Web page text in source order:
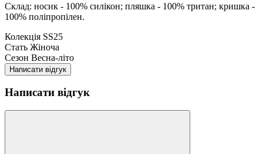
Склад: носик - 100% силікон; пляшка - 100% тритан; кришка -
100% поліпропілен.
Колекція SS25
Стать Жіноча
Сезон Весна-літо
Написати відгук
Написати відгук